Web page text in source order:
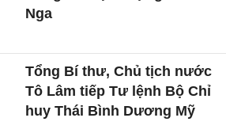
Nga
Tổng Bí thư, Chủ tịch nước
Tô Lâm tiếp Tư lệnh Bộ Chỉ
huy Thái Bình Dương Mỹ